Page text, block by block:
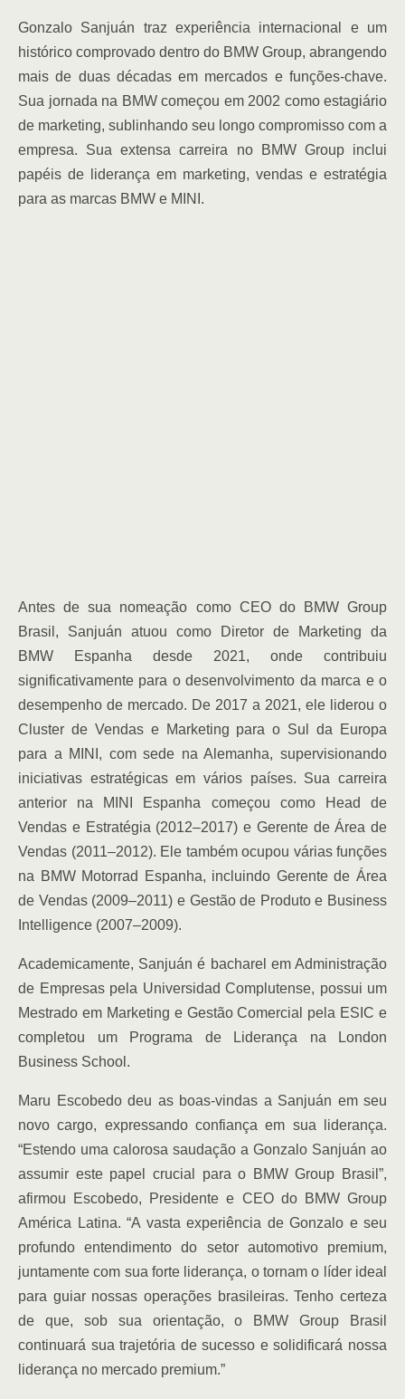
Gonzalo Sanjuán traz experiência internacional e um
histórico comprovado dentro do BMW Group, abrangendo
mais de duas décadas em mercados e funções-chave.
Sua jornada na BMW começou em 2002 como estagiário
de marketing, sublinhando seu longo compromisso com a
empresa. Sua extensa carreira no BMW Group inclui
papéis de liderança em marketing, vendas e estratégia
para as marcas BMW e MINI.
Antes de sua nomeação como CEO do BMW Group
Brasil, Sanjuán atuou como Diretor de Marketing da
BMW Espanha desde 2021, onde contribuiu
significativamente para o desenvolvimento da marca e o
desempenho de mercado. De 2017 a 2021, ele liderou o
Cluster de Vendas e Marketing para o Sul da Europa
para a MINI, com sede na Alemanha, supervisionando
iniciativas estratégicas em vários países. Sua carreira
anterior na MINI Espanha começou como Head de
Vendas e Estratégia (2012–2017) e Gerente de Área de
Vendas (2011–2012). Ele também ocupou várias funções
na BMW Motorrad Espanha, incluindo Gerente de Área
de Vendas (2009–2011) e Gestão de Produto e Business
Intelligence (2007–2009).
Academicamente, Sanjuán é bacharel em Administração
de Empresas pela Universidad Complutense, possui um
Mestrado em Marketing e Gestão Comercial pela ESIC e
completou um Programa de Liderança na London
Business School.
Maru Escobedo deu as boas-vindas a Sanjuán em seu
novo cargo, expressando confiança em sua liderança.
“Estendo uma calorosa saudação a Gonzalo Sanjuán ao
assumir este papel crucial para o BMW Group Brasil”,
afirmou Escobedo, Presidente e CEO do BMW Group
América Latina. “A vasta experiência de Gonzalo e seu
profundo entendimento do setor automotivo premium,
juntamente com sua forte liderança, o tornam o líder ideal
para guiar nossas operações brasileiras. Tenho certeza
de que, sob sua orientação, o BMW Group Brasil
continuará sua trajetória de sucesso e solidificará nossa
liderança no mercado premium.”